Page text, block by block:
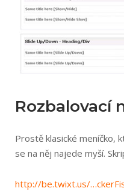
Rozbalovací
Prostě klasické meníčko,
se na něj najede myší.
http://be.twix­t.us/